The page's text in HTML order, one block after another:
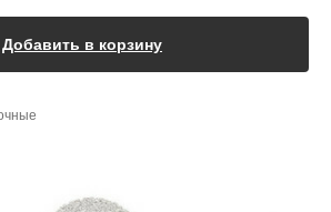
Добавить в корзину